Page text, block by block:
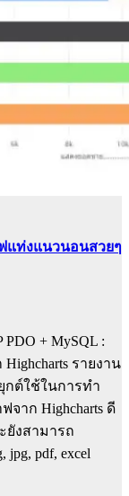
ฟแท่งแนวนอนสวยๆ
+ MySQL :
รายงาน
กต์ใช้ในการทำ
าก Highcharts ดี
ยังสามารถ
pdf, excel